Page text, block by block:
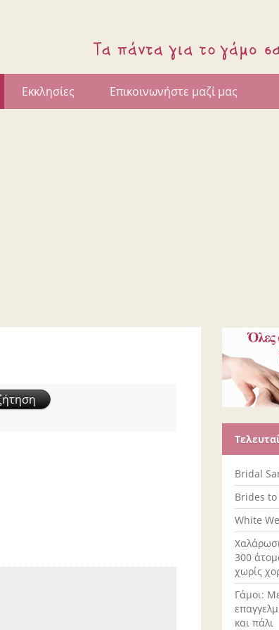
Εκκλησίες Επικοινωνήστε μαζί μας
Bridal
Brides
White
300
χωρίς
Γάμοι:
και πάλι